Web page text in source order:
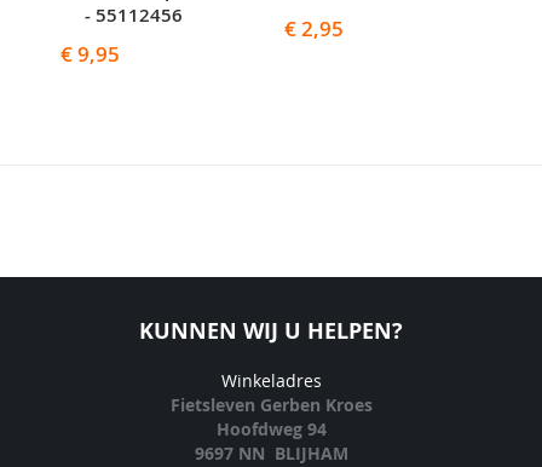
- 55112456
€ 9,95
€ 2,95
KUNNEN WIJ U HELPEN?
Winkeladres
Fietsleven Gerben Kroes
Hoofdweg 94
9697 NN BLIJHAM